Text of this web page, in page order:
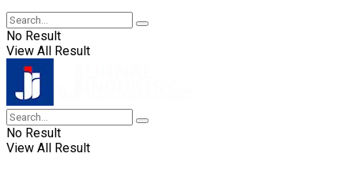
No Result
View All Result
No Result
View All Result